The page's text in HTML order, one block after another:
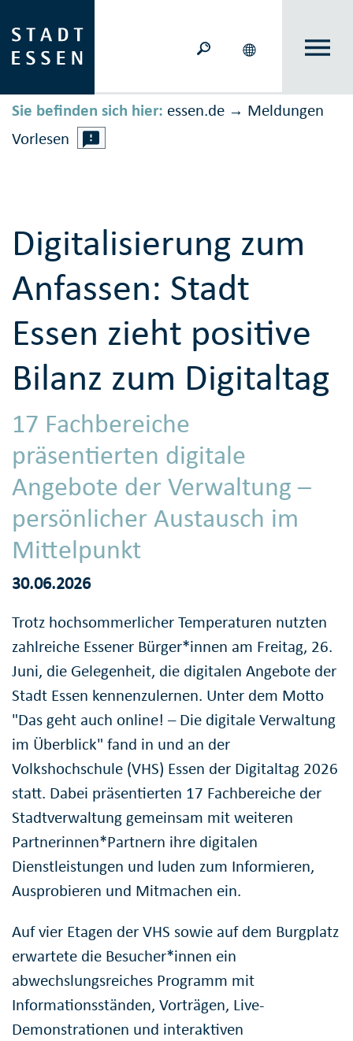
Sie befinden sich hier: essen.de → Meldungen
Vorlesen
Digitalisierung zum
Anfassen: Stadt
Essen zieht positive
Bilanz zum Digitaltag
17 Fachbereiche
präsentierten digitale
Angebote der Verwaltung –
persönlicher Austausch im
Mittelpunkt
30.06.2026
Trotz hochsommerlicher Temperaturen nutzten
zahlreiche Essener Bürger*innen am Freitag, 26.
Juni, die Gelegenheit, die digitalen Angebote der
Stadt Essen kennenzulernen. Unter dem Motto
"Das geht auch online! – Die digitale Verwaltung
im Überblick" fand in und an der
Volkshochschule (VHS) Essen der Digitaltag 2026
statt. Dabei präsentierten 17 Fachbereiche der
Stadtverwaltung gemeinsam mit weiteren
Partnerinnen*Partnern ihre digitalen
Dienstleistungen und luden zum Informieren,
Ausprobieren und Mitmachen ein.
Auf vier Etagen der VHS sowie auf dem Burgplatz
erwartete die Besucher*innen ein
abwechslungsreiches Programm mit
Informationsständen, Vorträgen, Live-
Demonstrationen und interaktiven